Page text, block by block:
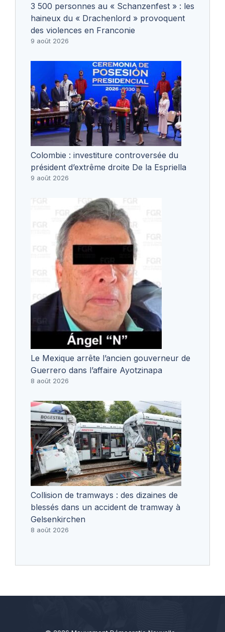
3 500 personnes au « Schanzenfest » : les
haineux du « Drachenlord » provoquent
des violences en Franconie
9 août 2026
Colombie : investiture controversée du
président d’extrême droite De la Espriella
9 août 2026
Le Mexique arrête l’ancien gouverneur de
Guerrero dans l’affaire Ayotzinapa
8 août 2026
Collision de tramways : des dizaines de
blessés dans un accident de tramway à
Gelsenkirchen
8 août 2026